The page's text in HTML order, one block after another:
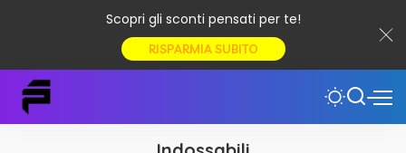
Scopri gli sconti pensati per te!
RISPARMIA SUBITO